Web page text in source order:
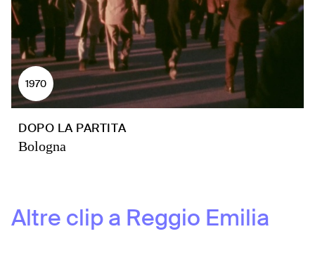
1970
DOPO LA PARTITA
Bologna
Altre clip a Reggio Emilia